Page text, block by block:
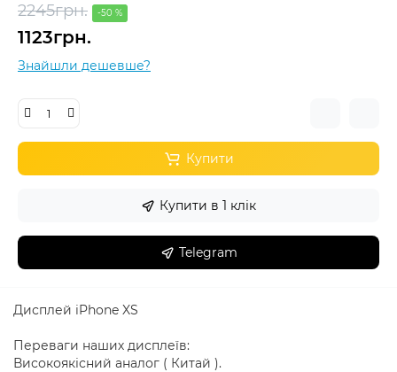
2245грн. -50 %
1123грн.
Знайшли дешевше?
Купити
Купити в 1 клік
Telegram
Дисплей iPhone XS
Переваги наших дисплеїв:
Високоякісний аналог ( Китай ).